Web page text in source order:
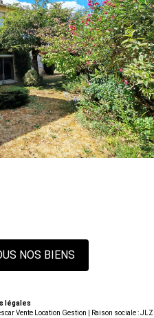
NOS BIENS
légales
Vente Location Gestion | Raison sociale : JLZ